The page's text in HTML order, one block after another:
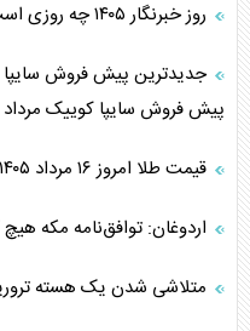
روز خبرنگار ۱۴۰۵ چه روزی است؟ + پیام تبریک روز خبرنگار ۱۴۰۵
پیش فروش سایپا کوییک مرداد ۱۴۰۵ اعلام شد
قیمت طلا امروز ۱۶ مرداد ۱۴۰۵
اردوغان: توافق‌نامه مکه
متلاشی شدن یک هسته